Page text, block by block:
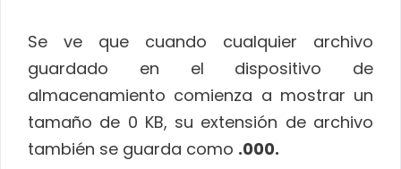
Se ve que cuando cualquier archivo
guardado en el dispositivo de
almacenamiento comienza a mostrar un
tamaño de 0 KB, su extensión de archivo
también se guarda como .000.